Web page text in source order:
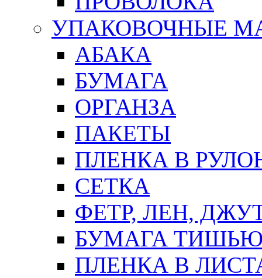
УПАКОВОЧНЫЕ
АБАКА
БУМАГА
ОРГАНЗА
ПАКЕТЫ
ПЛЕНКА В
СЕТКА
ФЕТР, ЛЕН,
БУМАГА
ПЛЕНКА В